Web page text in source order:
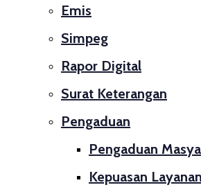
Emis
Simpeg
Rapor Digital
Surat Keterangan
Pengaduan
Pengaduan
Kepuasan Layanan